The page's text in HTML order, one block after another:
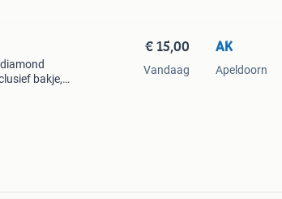
bakje,
€ 15,00
Vandaag
AK
Apeldoorn